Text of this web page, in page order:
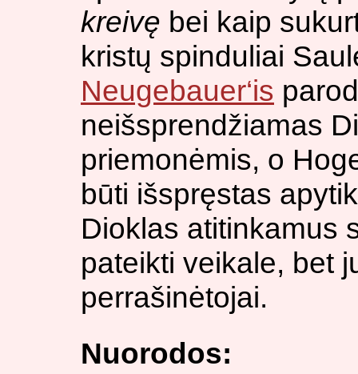
kreivę bei kaip
kristų spinduliai
Neugebauer‘is
neišsprendžiamas
priemonėmis, o
būti išspręstas
Dioklas atitinkamus
pateikti veikale, bet
perrašinėtojai.
Nuorodos: